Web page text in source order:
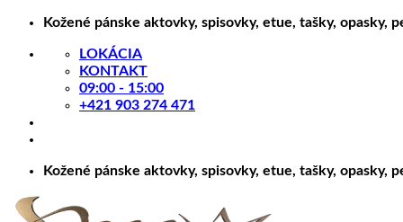
Skip
content
Kožené pánske aktovky, spisovky, etue, tašky, opasky,
LOKÁCIA
KONTAKT
09:00 - 15:00
+421 903 274 471
Kožené pánske aktovky, spisovky, etue, tašky, opasky,